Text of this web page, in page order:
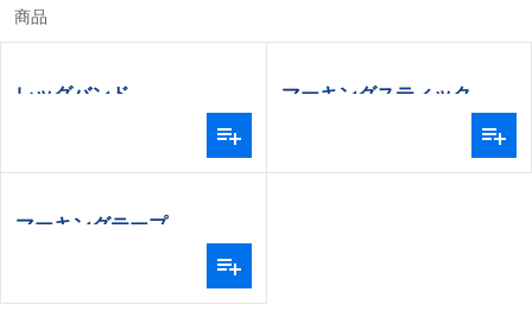
商品
レッグバンド マーキングスティック
マーキングテープ